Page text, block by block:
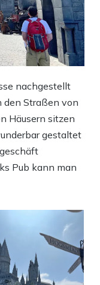
nachgestellt
den Straßen von
Häusern sitzen
gestaltet
Pub kann man